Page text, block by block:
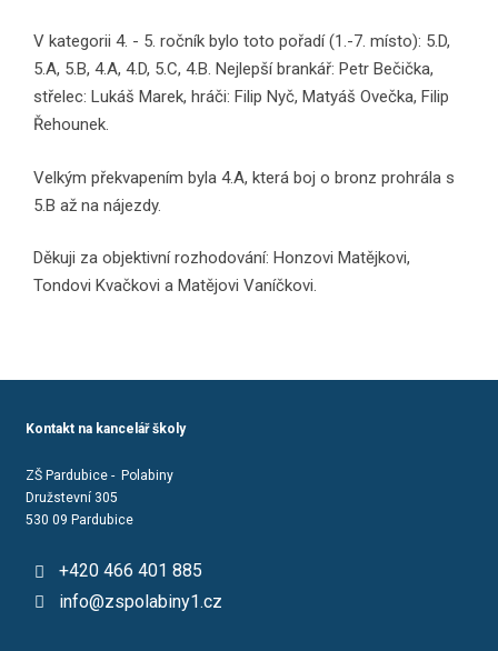
V kategorii 4. - 5. ročník bylo toto pořadí (1.-7. místo): 5.D,
5.A, 5.B, 4.A, 4.D, 5.C, 4.B. Nejlepší brankář: Petr Bečička,
střelec: Lukáš Marek, hráči: Filip Nyč, Matyáš Ovečka, Filip
Řehounek.
Velkým překvapením byla 4.A, která boj o bronz prohrála s
5.B až na nájezdy.
Děkuji za objektivní rozhodování: Honzovi Matějkovi,
Tondovi Kvačkovi a Matějovi Vaníčkovi.
Kontakt na kancelář školy
ZŠ Pardubice - Polabiny
Družstevní 305
530 09 Pardubice
+420 466 401 885
info@zspolabiny1.cz